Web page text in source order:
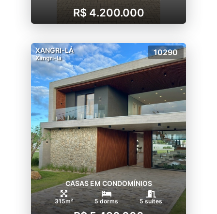
R$ 4.200.000
XANGRI-LÁ
Xangri-lá
10290
CASAS EM CONDOMÍNIOS
315m² 5 dorms 5 suítes